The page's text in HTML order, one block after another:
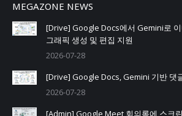
MEGAZONE NEWS
[Drive] Google Docs에서 Gemini로 이
그래픽 생성 및 편집 지원
2026-07-28
[Drive] Google Docs, Gemini 기반 댓
2026-07-28
[Admin] Google Meet 회의록에 스크